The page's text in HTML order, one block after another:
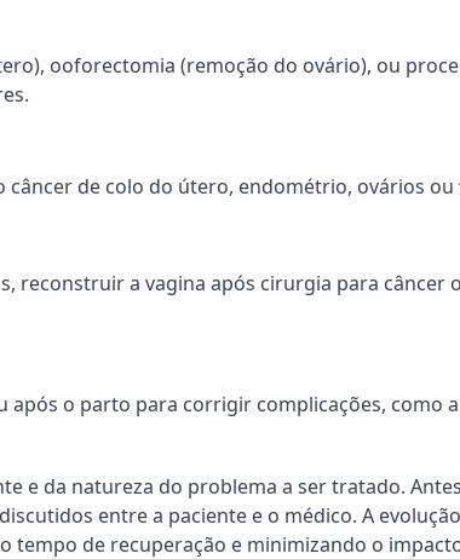
ooforectomia (remoção do ovário), ou
de colo do útero, endométrio, ovários ou
a vagina após cirurgia para câncer
o parto para corrigir complicações, como
e da natureza do problema a ser tratado.
entre a paciente e o médico. A
tempo de recuperação e minimizando o